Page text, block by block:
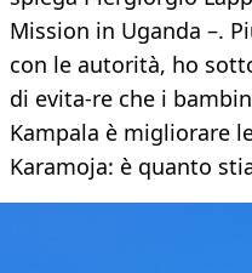
Mission in Uganda –.
con le autorità, ho
di evita-re che i
Kampala è migliorare
Karamoja: è quanto